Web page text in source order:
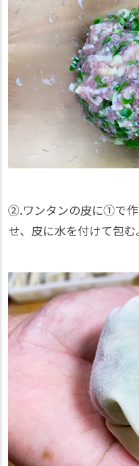
②.ワンタンの皮に①で作
せ、皮に水を付けて包む。